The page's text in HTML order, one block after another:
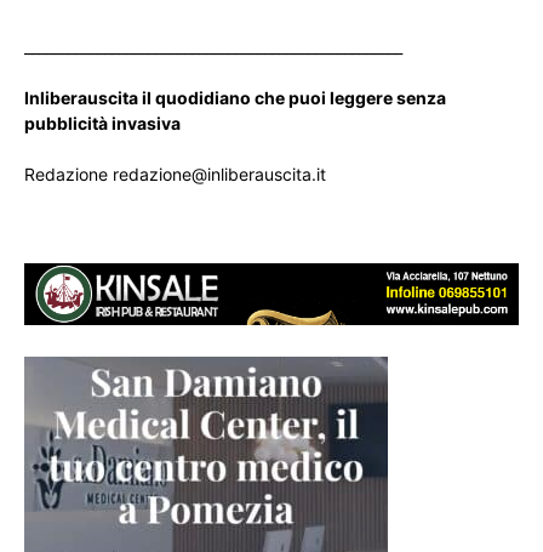
Inliberauscita il quodidiano che puoi leggere senza
pubblicità invasiva
Redazione redazione@inliberauscita.it